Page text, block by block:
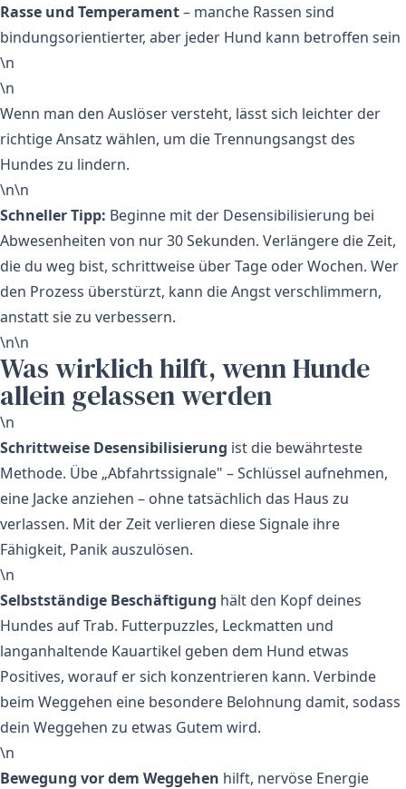
Rasse und Temperament– manche Rassen sind
bindungsorientierter, aber jeder Hund kann betroffen sein
\n
\n
Wenn man den Auslöser versteht, lässt sich leichter der
richtige Ansatz wählen, um die Trennungsangst des
Hundes zu lindern.
\n\n
Schneller Tipp: Beginne mit der Desensibilisierung bei
Abwesenheiten von nur 30 Sekunden. Verlängere die Zeit,
die du weg bist, schrittweise über Tage oder Wochen. Wer
den Prozess überstürzt, kann die Angst verschlimmern,
anstatt sie zu verbessern.
\n\n
Was wirklich hilft, wenn Hunde
allein gelassen werden
\n
Schrittweise Desensibilisierung ist die bewährteste
Methode. Übe „Abfahrtssignale" – Schlüssel aufnehmen,
eine Jacke anziehen – ohne tatsächlich das Haus zu
verlassen. Mit der Zeit verlieren diese Signale ihre
Fähigkeit, Panik auszulösen.
\n
Selbstständige Beschäftigung hält den Kopf deines
Hundes auf Trab. Futterpuzzles, Leckmatten und
langanhaltende Kauartikel geben dem Hund etwas
Positives, worauf er sich konzentrieren kann. Verbinde
beim Weggehen eine besondere Belohnung damit, sodass
dein Weggehen zu etwas Gutem wird.
\n
Bewegung vor dem Weggehen hilft, nervöse Energie